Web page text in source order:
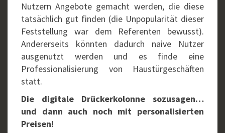
Nutzern Angebote gemacht werden, die diese
tatsächlich gut finden (die Unpopularität dieser
Feststellung war dem Referenten bewusst).
Andererseits könnten dadurch naive Nutzer
ausgenutzt werden und es finde eine
Professionalisierung von Haustürgeschäften
statt.
Die digitale Drückerkolonne sozusagen…
und dann auch noch mit personalisierten
Preisen!